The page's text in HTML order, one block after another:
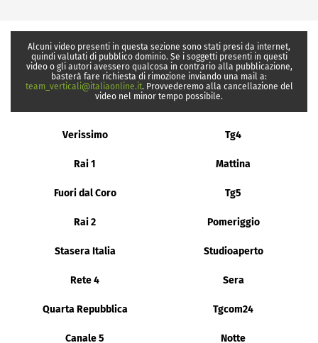
Alcuni video presenti in questa sezione sono stati presi da internet,
quindi valutati di pubblico dominio. Se i soggetti presenti in questi
video o gli autori avessero qualcosa in contrario alla pubblicazione,
basterà fare richiesta di rimozione inviando una mail a:
team_verticali@italiaonline.it. Provvederemo alla cancellazione del
video nel minor tempo possibile.
Verissimo Tg4
Rai 1 Mattina
Fuori dal Coro Tg5
Rai 2 Pomeriggio
Stasera Italia Studioaperto
Rete 4 Sera
Quarta Repubblica Tgcom24
Canale 5 Notte